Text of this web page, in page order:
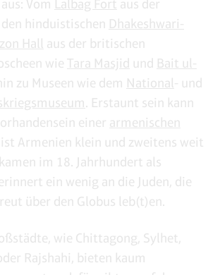
Vom Lalbag Fort aus der
hinduistischen Dhakeshwari-
Hall
aus der britischen
wie Tara Masjid und Bait ul-
zu Museen wie dem National
- und
. Erstaunt sein kann
einer armenischen
Armenien klein und zweitens weit
im 18. Jahrhundert als
ein wenig an die Juden, die
über den Globus leb(t)en.
wie Chittagong, Sylhet,
Rajshahi, bieten kaum